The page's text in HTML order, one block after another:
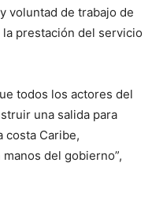
voluntad de trabajo de
prestación del servicio
todos los actores del
una salida para
costa Caribe,
del gobierno”,